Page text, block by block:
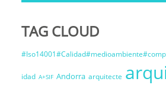
TAG CLOUD
idad A+SIF Andorra arquitecte